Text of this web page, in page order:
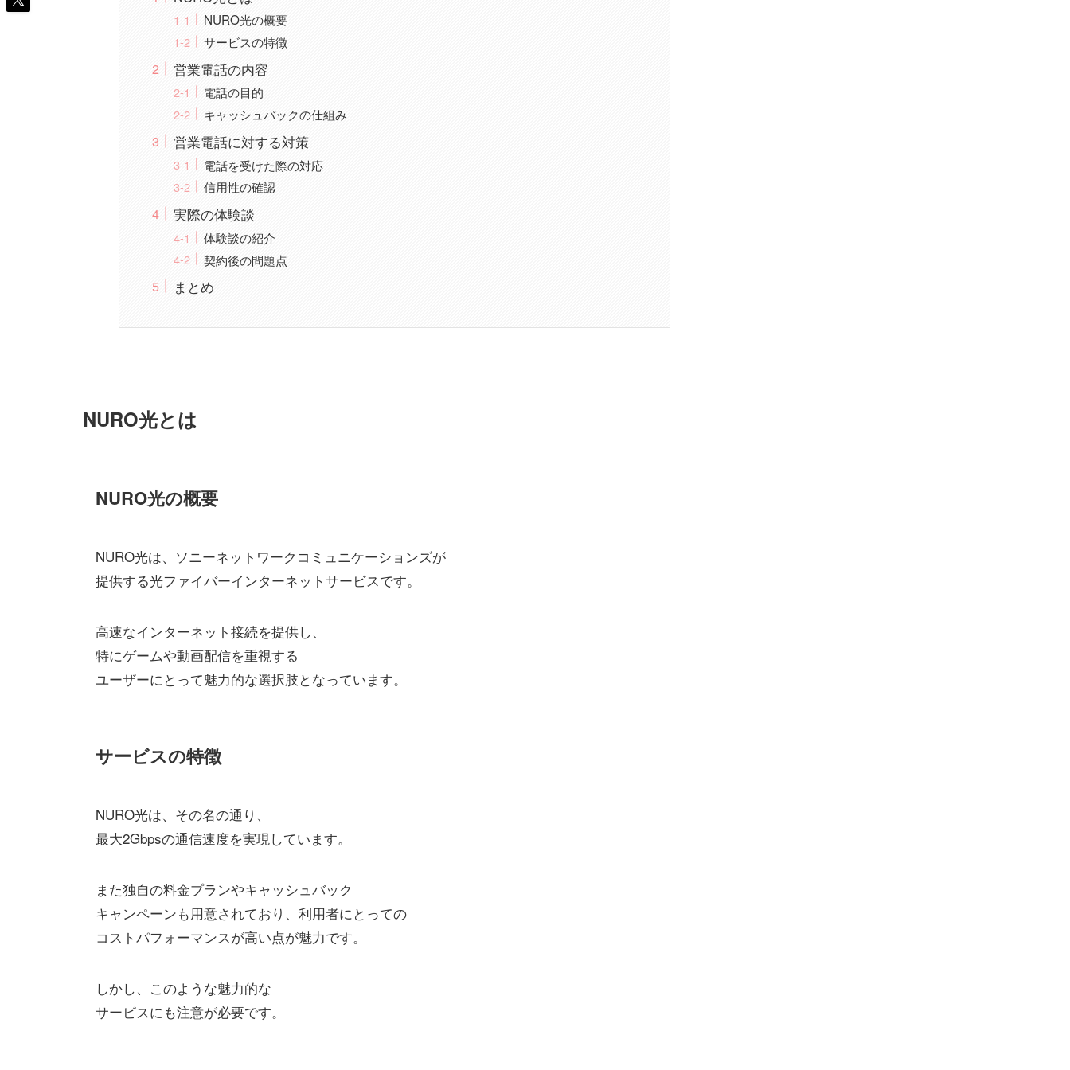
NURO光の概要
サービスの特徴
営業電話の内容
電話の目的
キャッシュバックの仕組み
営業電話に対する対策
電話を受けた際の対応
信用性の確認
実際の体験談
体験談の紹介
契約後の問題点
まとめ
NURO光とは
NURO光の概要
NURO光は、ソニーネットワークコミュニケーションズが
提供する光ファイバーインターネットサービスです。
高速なインターネット接続を提供し、
特にゲームや動画配信を重視する
ユーザーにとって魅力的な選択肢となっています。
サービスの特徴
NURO光は、その名の通り、
最大2Gbpsの通信速度を実現しています。
また独自の料金プランやキャッシュバック
キャンペーンも用意されており、利用者にとっての
コストパフォーマンスが高い点が魅力です。
しかし、このような魅力的な
サービスにも注意が必要です。